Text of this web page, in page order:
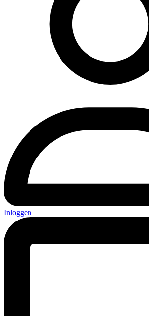
Inloggen